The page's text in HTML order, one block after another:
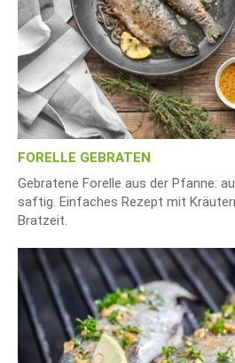
FORELLE GEBRATEN
Gebratene Forelle aus der Pfanne:
saftig. Einfaches Rezept mit
Bratzeit.